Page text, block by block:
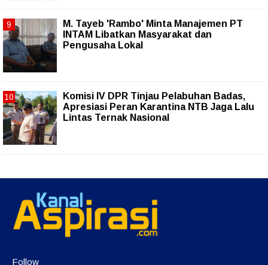
M. Tayeb 'Rambo' Minta Manajemen PT
INTAM Libatkan Masyarakat dan
Pengusaha Lokal
Komisi IV DPR Tinjau Pelabuhan Badas,
Apresiasi Peran Karantina NTB Jaga Lalu
Lintas Ternak Nasional
Follow